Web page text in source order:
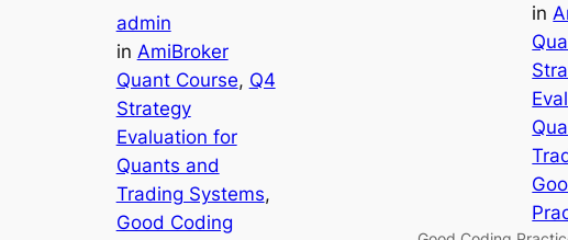
admin
in AmiBroker
Quant Course, Q4
Strategy
Evaluation for
Quants and
Trading Systems
Good Coding
in